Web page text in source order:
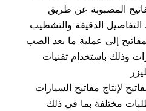
المصبوبة عن طريق
التفاصيل الدقيقة والتشطيب
إلى عملية ما بعد الصب
وذلك باستخدام تقنيات
لإنتاج مفاتيح السيارات
مختلفة بما في ذلك